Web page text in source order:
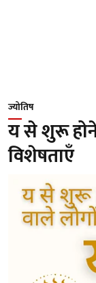
ज्योतिष
य से शुरू
विशेषताएँ